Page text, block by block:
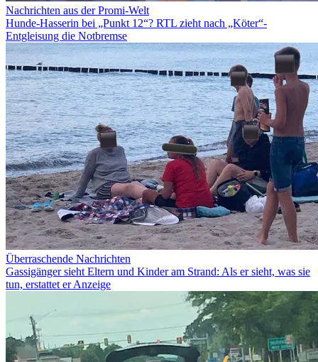
Nachrichten aus der Promi-Welt
Hunde-Hasserin bei „Punkt 12“? RTL zieht nach „Köter“-
Entgleisung die Notbremse
Überraschende Nachrichten
Gassigänger sieht Eltern und Kinder am Strand: Als er sieht, was sie
tun, erstattet er Anzeige